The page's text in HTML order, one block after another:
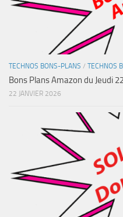
TECHNOS BONS-PLANS / TECHNOS
Bons Plans Amazon du Jeudi
22 JANVIER 2026